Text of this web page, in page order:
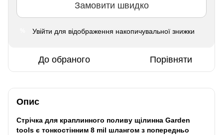
Замовити швидко
Увійти для відображення накопичувальної знижки
До обраного Порівняти
Опис
Стрічка для краплинного поливу щілинна Garden
tools є тонкостінним 8 mil шлангом з попередньо